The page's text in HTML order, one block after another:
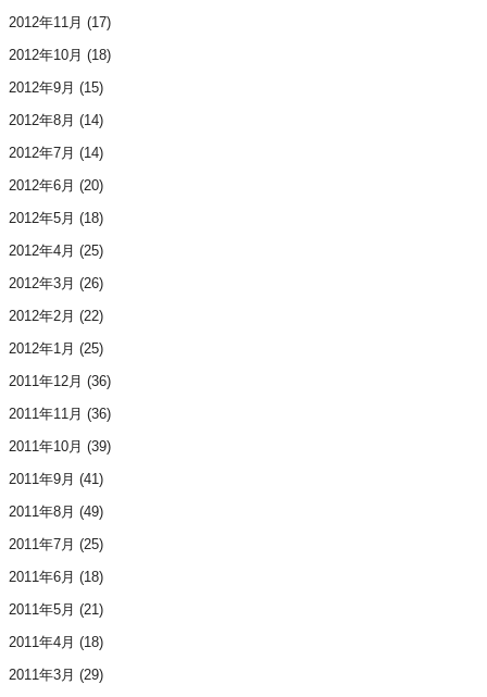
2012年11月 (17)
2012年10月 (18)
2012年9月 (15)
2012年8月 (14)
2012年7月 (14)
2012年6月 (20)
2012年5月 (18)
2012年4月 (25)
2012年3月 (26)
2012年2月 (22)
2012年1月 (25)
2011年12月 (36)
2011年11月 (36)
2011年10月 (39)
2011年9月 (41)
2011年8月 (49)
2011年7月 (25)
2011年6月 (18)
2011年5月 (21)
2011年4月 (18)
2011年3月 (29)